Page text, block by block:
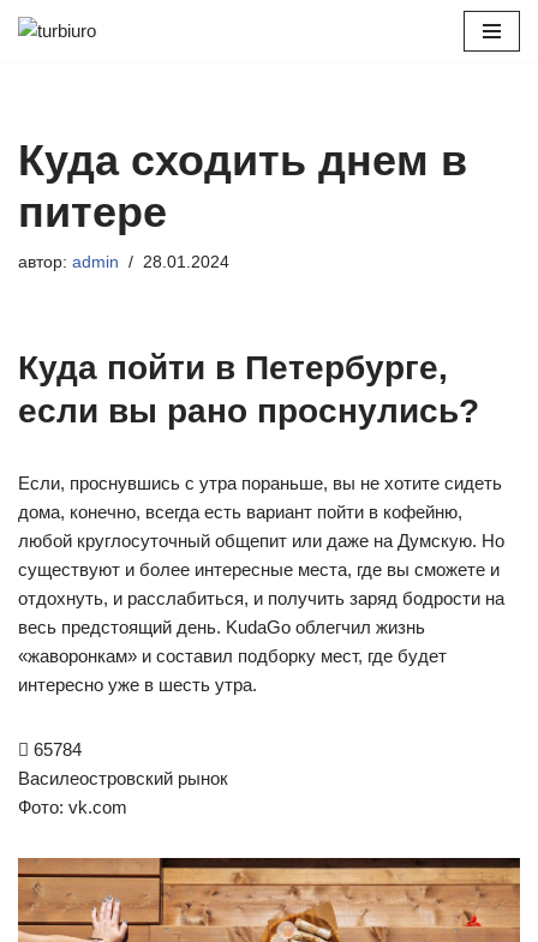
Куда сходить днем в
питере
автор: admin 28.01.2024
Куда пойти в Петербурге,
если вы рано проснулись?
Если, проснувшись с утра пораньше, вы не хотите сидеть
дома, конечно, всегда есть вариант пойти в кофейню,
любой круглосуточный общепит или даже на Думскую. Но
существуют и более интересные места, где вы сможете и
отдохнуть, и расслабиться, и получить заряд бодрости на
весь предстоящий день. KudaGo облегчил жизнь
«жаворонкам» и составил подборку мест, где будет
интересно уже в шесть утра.
 65784
Василеостровский рынок
Фото: vk.com